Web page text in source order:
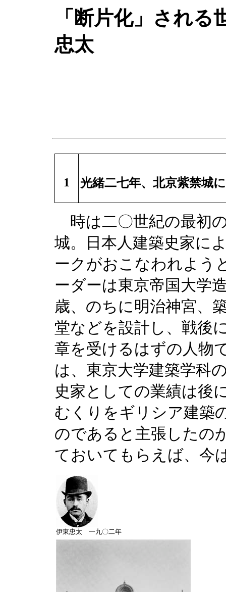
「断片化」され
忠太
1 光緒二七年、北京紫禁城
時は二〇世紀の最初
城。日本人建築史家に
ークがおこなわれよう
ーダーは東京帝国大学
歳、のちに明治神宮、
堂などを設計し、戦後
章を受けるはずの人物
は、東京大学建築学科
史家としての業績は後
むくりをギリシア建築
のであると主張したの
ておいてもらえば、今
伊東忠太 一九〇二年